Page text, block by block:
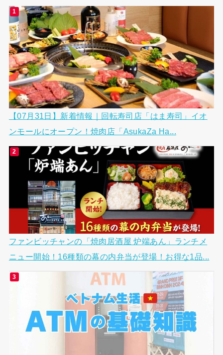
【07月31日】新着情報｜回転寿司店「はま寿司」イオ
ンモールにオープン！焼肉店「AsukaZa Ha...
ファンビッチャンの「焼肉居酒屋 炉端あん」ランチメ
ニュー開始！16種類の幕の内弁当が登場！お得な1品...